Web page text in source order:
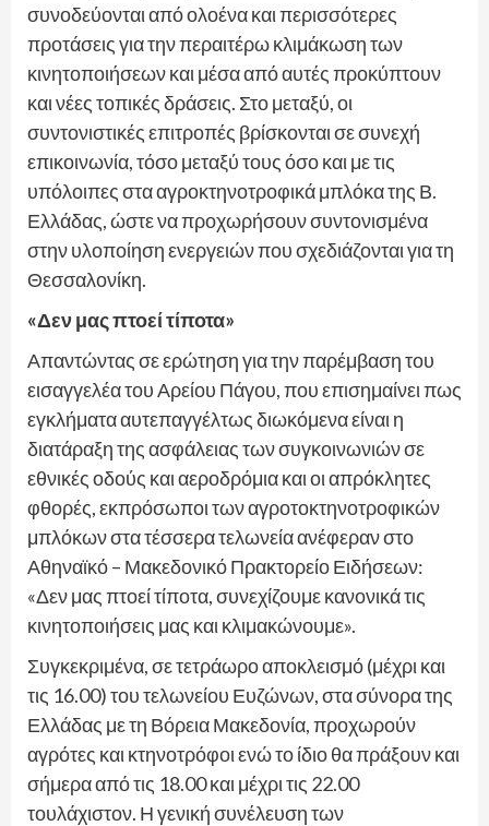
συνοδεύονται από ολοένα και περισσότερες
προτάσεις για την περαιτέρω κλιμάκωση των
κινητοποιήσεων και μέσα από αυτές προκύπτουν
και νέες τοπικές δράσεις. Στο μεταξύ, οι
συντονιστικές επιτροπές βρίσκονται σε συνεχή
επικοινωνία, τόσο μεταξύ τους όσο και με τις
υπόλοιπες στα αγροκτηνοτροφικά μπλόκα της Β.
Ελλάδας, ώστε να προχωρήσουν συντονισμένα
στην υλοποίηση ενεργειών που σχεδιάζονται για τη
Θεσσαλονίκη.
«Δεν μας πτοεί τίποτα»
Απαντώντας σε ερώτηση για την παρέμβαση του
εισαγγελέα του Αρείου Πάγου, που επισημαίνει πως
εγκλήματα αυτεπαγγέλτως διωκόμενα είναι η
διατάραξη της ασφάλειας των συγκοινωνιών σε
εθνικές οδούς και αεροδρόμια και οι απρόκλητες
φθορές, εκπρόσωποι των αγροτοκτηνοτροφικών
μπλόκων στα τέσσερα τελωνεία ανέφεραν στο
Αθηναϊκό – Μακεδονικό Πρακτορείο Ειδήσεων:
«Δεν μας πτοεί τίποτα, συνεχίζουμε κανονικά τις
κινητοποιήσεις μας και κλιμακώνουμε».
Συγκεκριμένα, σε τετράωρο αποκλεισμό (μέχρι και
τις 16.00) του τελωνείου Ευζώνων, στα σύνορα της
Ελλάδας με τη Βόρεια Μακεδονία, προχωρούν
αγρότες και κτηνοτρόφοι ενώ το ίδιο θα πράξουν και
σήμερα από τις 18.00 και μέχρι τις 22.00
τουλάχιστον. Η γενική συνέλευση των